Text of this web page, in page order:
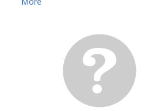
Toa Norik, reviewer
Besök gärna Sveriges avdelning i